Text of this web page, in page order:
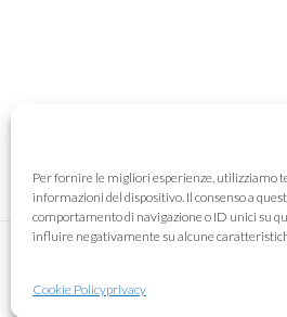
Per fornire le migliori esperienze, utilizziamo
informazioni del dispositivo. Il consenso a
comportamento di navigazione o ID unici su
influire negativamente su alcune
Cookie Policyprivacy